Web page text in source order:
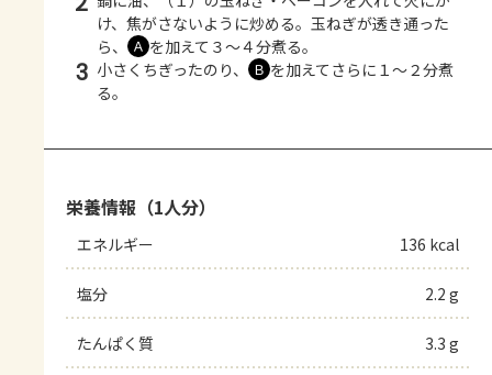
け、焦がさないように炒める。玉ねぎが透き通った
ら、
Ａ を加えて３～４分煮る。
3 小さくちぎったのり、 Ｂ を加えてさらに１～２分煮
る。
栄養情報（1人分）
エネルギー 136 kcal
塩分 2.2 g
たんぱく質 3.3 g